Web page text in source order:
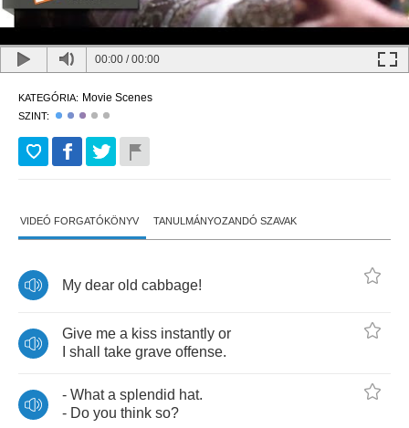
00:00 /00:00
KATEGÓRIA: Movie Scenes
SZINT:
VIDEÓ FORGATÓKÖNYV TANULMÁNYOZANDÓ SZAVAK
My dear old cabbage!
Give me a kiss instantly or
shall take grave offense.
- What a splendid hat.
- Do you think so?